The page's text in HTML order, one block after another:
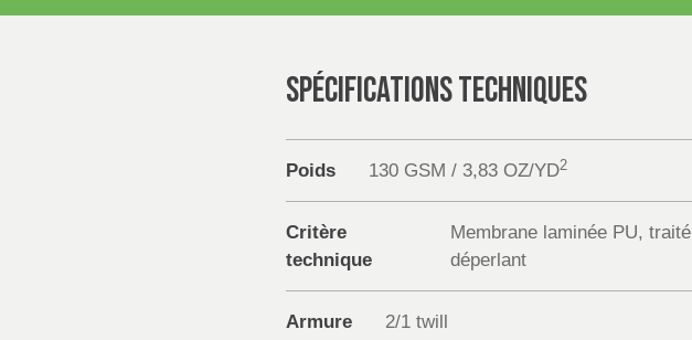
SPÉCIFICATIONS TECHNIQUES
Poids 130 GSM / 3,83 OZ/YD2
Critère
technique
Membrane laminée PU, traité
déperlant
Armure 2/1 twill